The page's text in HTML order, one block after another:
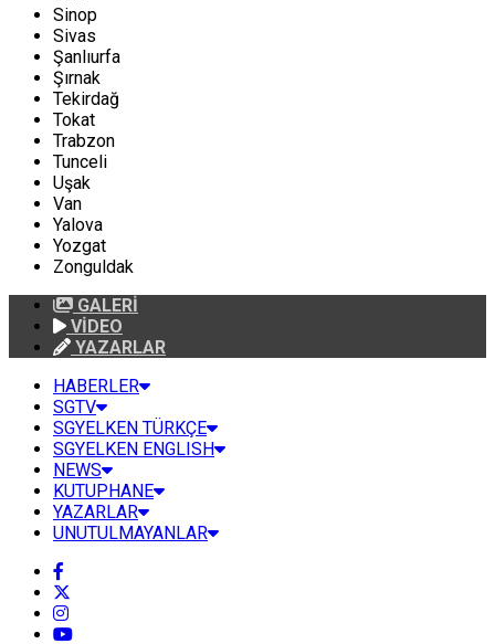
Sinop
Sivas
Şanlıurfa
Şırnak
Tekirdağ
Tokat
Trabzon
Tunceli
Uşak
Van
Yalova
Yozgat
Zonguldak
GALERİ
VİDEO
YAZARLAR
HABERLER
SGTV
SGYELKEN TÜRKÇE
SGYELKEN ENGLISH
NEWS
KUTUPHANE
YAZARLAR
UNUTULMAYANLAR